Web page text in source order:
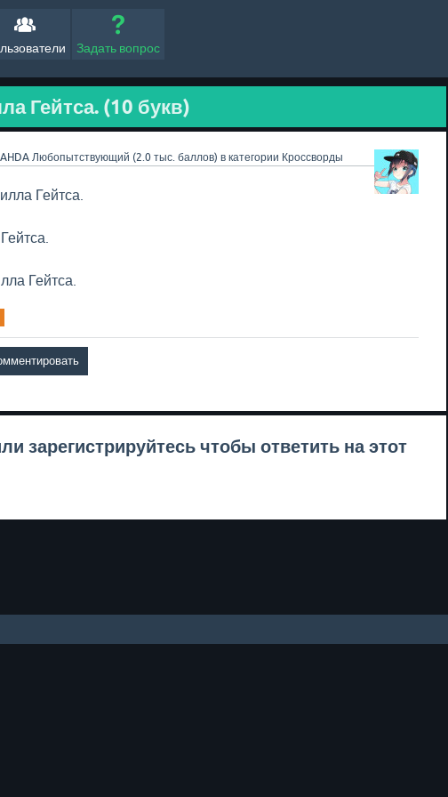
Задать вопрос
Гейтса. (10 букв)
Любопытствующий (2.0 тыс. баллов) в категории Кроссворды
Гейтса.
Гейтса.
зарегистрируйтесь чтобы ответить на этот